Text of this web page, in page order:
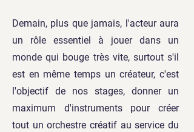
Demain, plus que jamais, l'acteur aura
un rôle essentiel à jouer dans un
monde qui bouge très vite, surtout s'il
est en même temps un créateur, c'est
l'objectif de nos stages, donner un
maximum d'instruments pour créer
tout un orchestre créatif au service du